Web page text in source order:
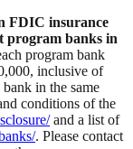
FDIC insurance
program banks in
program bank
inclusive of
in the same
conditions of the
and a list of
. Please contact